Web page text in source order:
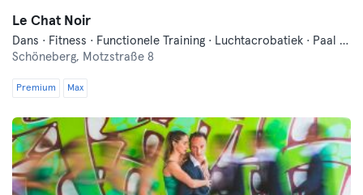
Le Chat Noir
Dans · Fitness · Functionele Training · Luchtacrobatiek · Paal Dans
Schöneberg, Motzstraße 8
Premium Max